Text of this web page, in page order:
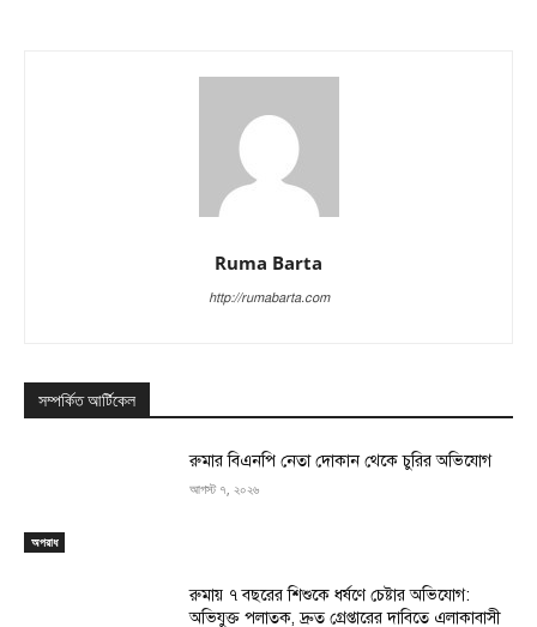
Ruma Barta
http://rumabarta.com
সম্পর্কিত আর্টিকেল
অপরাধ
রুমার বিএনপি নেতা দোকান থেকে চুরির অভিযোগ
আগস্ট ৭, ২০২৬
রুমায় ৭ বছরের শিশুকে ধর্ষণে চেষ্টার অভিযোগ:
অভিযুক্ত পলাতক, দ্রুত গ্রেপ্তারের দাবিতে এলাকাবাসী